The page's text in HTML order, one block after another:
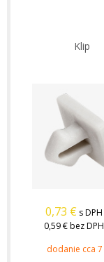
Klip
0,73 € s
0,59 €bez
dodanie cca